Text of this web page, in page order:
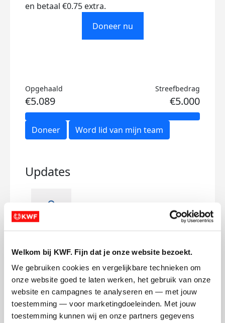
Welkom bij KWF. Fijn dat je onze website bezoekt.
We gebruiken cookies en vergelijkbare technieken om
onze website goed te laten werken, het gebruik van onze
website en campagnes te analyseren en — met jouw
toestemming — voor marketingdoeleinden. Met jouw
toestemming kunnen wij en onze partners gegevens
en betaal €0.75 extra.
Doneer nu
Opgehaald
€5.089
Streefbedrag
€5.000
Doneer Word lid van mijn team
Updates
We did it!
zondag 15 maart 2026